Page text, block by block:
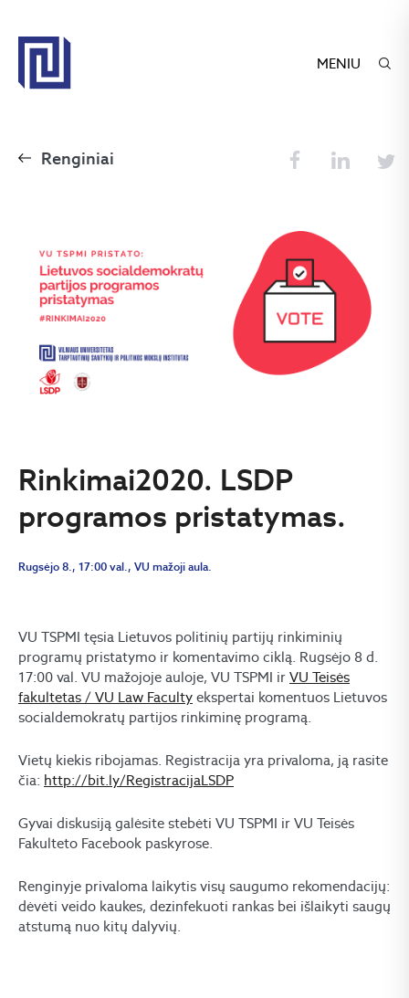
MENIU
Renginiai
Rinkimai2020. LSDP
programos pristatymas.
Rugsėjo 8., 17:00 val., VU mažoji aula.
VU TSPMI tęsia Lietuvos politinių partijų rinkiminių
programų pristatymo ir komentavimo ciklą. Rugsėjo 8 d.
17:00 val. VU mažojoje auloje, VU TSPMI ir VU Teisės
fakultetas / VU Law Faculty ekspertai komentuos Lietuvos
socialdemokratų partijos rinkiminę programą.
Vietų kiekis ribojamas. Registracija yra privaloma, ją rasite
čia: http://bit.ly/RegistracijaLSDP
Gyvai diskusiją galėsite stebėti VU TSPMI ir VU Teisės
Fakulteto Facebook paskyrose.
Renginyje privaloma laikytis visų saugumo rekomendacijų:
dėvėti veido kaukes, dezinfekuoti rankas bei išlaikyti saugų
atstumą nuo kitų dalyvių.